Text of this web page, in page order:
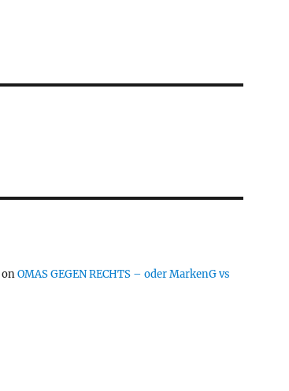
onOMAS GEGEN RECHTS – oder MarkenG vs